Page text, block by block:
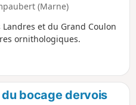
(Marne)
et du Grand Coulon
ornithologiques.
bocage dervois